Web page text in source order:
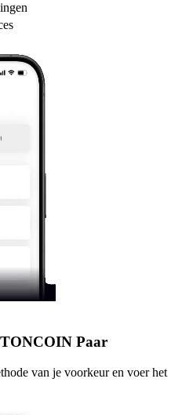
Paar
van je voorkeur en voer het